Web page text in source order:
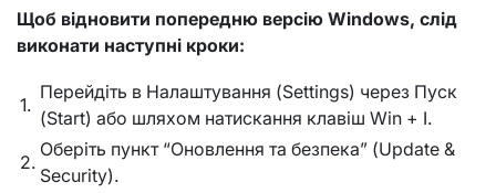
Щоб відновити попередню версію Windows, слід
виконати наступні кроки:
1.
Перейдіть в Налаштування (Settings) через Пуск
(Start) або шляхом натискання клавіш Win + I.
2.
Оберіть пункт “Оновлення та безпека” (Update &
Security).